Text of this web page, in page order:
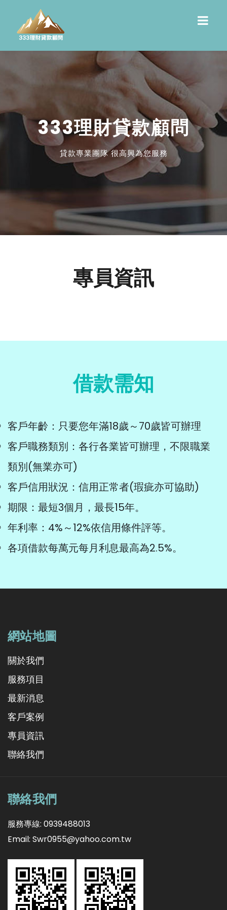
333理財貸款顧問
貸款專業團隊 很高興為您服務
專員資訊
借款需知
客戶年齡：只要您年滿18歲～70歲皆可辦理
客戶職務類別：各行各業皆可辦理，不限職業
類別(無業亦可)
客戶信用狀況：信用正常者(瑕疵亦可協助)
期限：最短3個月，最長15年。
年利率：4%～12%依信用條件評等。
各項借款每萬元每月利息最高為2.5%。
網站地圖
關於我們
服務項目
最新消息
客戶案例
專員資訊
聯絡我們
聯絡我們
服務專線: 0939488013
Email: Swr0955@yahoo.com.tw